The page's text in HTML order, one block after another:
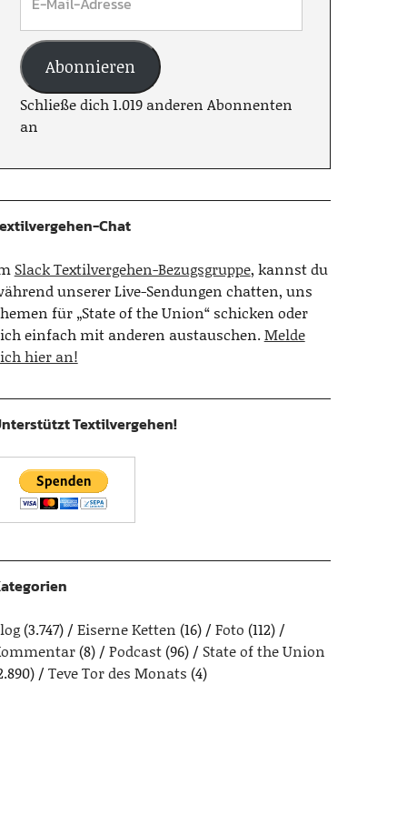
Abonnieren
Schließe dich 1.019 anderen Abonnenten
an
Chat
Slack Textilvergehen-Bezugsgruppe, kannst du
unserer Live-Sendungen chatten, uns
für „State of the Union“ schicken oder
einfach mit anderen austauschen.Melde
hier an!
Textilvergehen!
(3.747) Eiserne Ketten (16) Foto (112)
(8) Podcast(96)
State of the Union
Teve Tor des Monats (4)